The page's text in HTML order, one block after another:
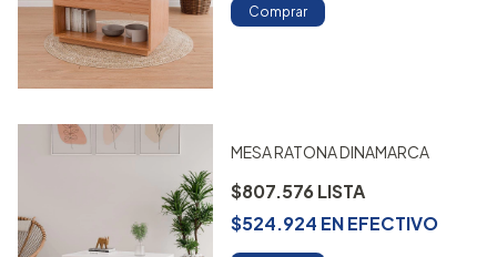
Comprar
MESA RATONA DINAMARCA
$807.576
$524.924 ENEFECTIVO